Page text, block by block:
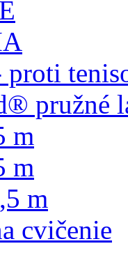
pružné
m
m
m
cvičenie